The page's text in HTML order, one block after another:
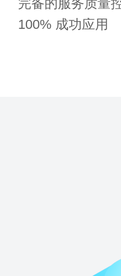
完备的服务质量
100% 成功应用